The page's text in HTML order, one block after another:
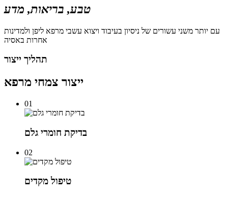
טבע, בריאות, מדע
עם יותר משני עשורים של ניסיון בעיבוד ויצוא עשבי מרפא ליפן ולמדינות
אחרות באסיה
תהליך ייצור
ייצור צמחי מרפא
01
בדיקת חומרי גלם
02
טיפול מקדים